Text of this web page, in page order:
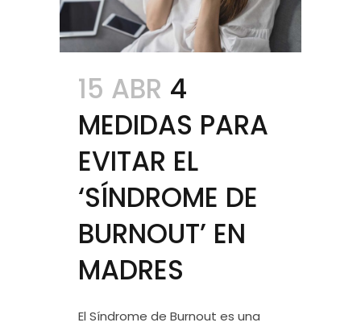
15 ABR 4
MEDIDAS PARA
EVITAR EL
‘SÍNDROME DE
BURNOUT’ EN
MADRES
El Síndrome de Burnout es una